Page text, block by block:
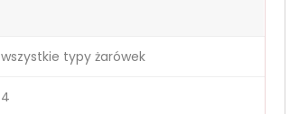
wszystkie typy żarówek
4